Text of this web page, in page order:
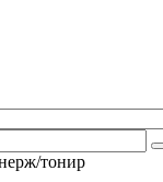
тонир